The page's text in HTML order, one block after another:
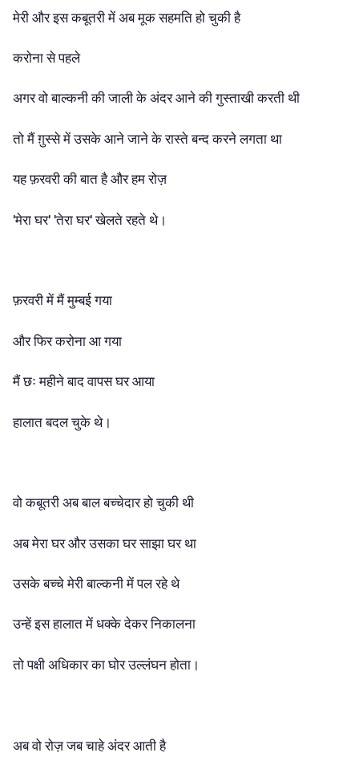
मेरी और इस कबूतरी में अब मूक सहमति हो चुकी है
करोना से पहले
अगर वो बाल्कनी की जाली के अंदर आने की गुस्ताखी करती थी
तो मैं ग़ुस्से में उसके आने जाने के रास्ते बन्द करने लगता था
यह फ़रवरी की बात है और हम रोज़
'मेरा घर' 'तेरा घर' खेलते रहते थे।
फ़रवरी में मैं मुम्बई गया
और फिर करोना आ गया
मैं छः महीने बाद वापस घर आया
हालात बदल चुके थे।
वो कबूतरी अब बाल बच्चेदार हो चुकी थी
अब मेरा घर और उसका घर साझा घर था
उसके बच्चे मेरी बाल्कनी में पल रहे थे
उन्हें इस हालात में धक्के देकर निकालना
तो पक्षी अधिकार का घोर उल्लंघन होता।
अब वो रोज़ जब चाहे अंदर आती है